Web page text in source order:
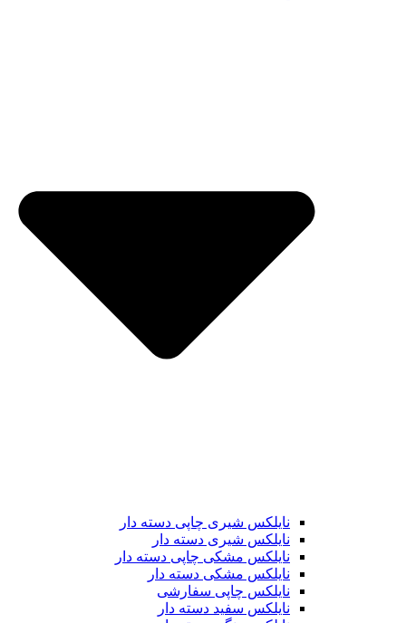
نایلکس شیری چاپی دسته دار
نایلکس شیری دسته دار
نایلکس مشکی چاپی دسته دار
نایلکس مشکی دسته دار
نایلکس چاپی سفارشی
نایلکس سفید دسته دار